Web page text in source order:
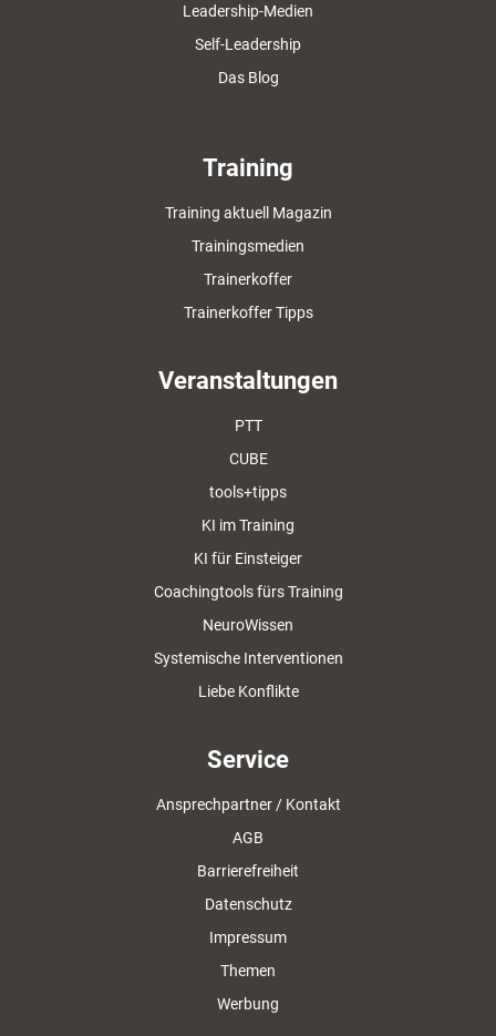
Leadership-Medien
Self-Leadership
Das Blog
Training
Training aktuell Magazin
Trainingsmedien
Trainerkoffer
Trainerkoffer Tipps
Veranstaltungen
PTT
CUBE
tools+tipps
KI im Training
KI für Einsteiger
Coachingtools fürs Training
NeuroWissen
Systemische Interventionen
Liebe Konflikte
Service
Ansprechpartner / Kontakt
AGB
Barrierefreiheit
Datenschutz
Impressum
Themen
Werbung